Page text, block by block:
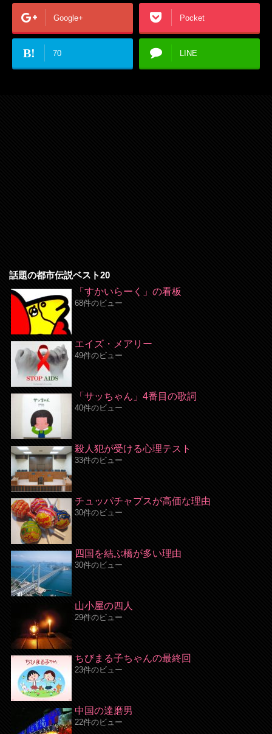
Google+ Pocket
B! 70 LINE
話題の都市伝説ベスト20
「すかいらーく」の看板
68件のビュー
エイズ・メアリー
49件のビュー
「サッちゃん」4番目の歌詞
40件のビュー
殺人犯が受ける心理テスト
33件のビュー
チュッパチャプスが高価な理由
30件のビュー
四国を結ぶ橋が多い理由
30件のビュー
山小屋の四人
29件のビュー
ちびまる子ちゃんの最終回
23件のビュー
中国の達磨男
22件のビュー